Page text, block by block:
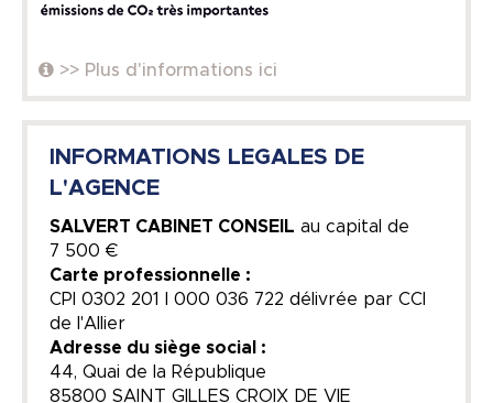
>> Plus d'informations ici
INFORMATIONS LEGALES DE
L'AGENCE
SALVERT CABINET CONSEIL au capital de
7 500 €
Carte professionnelle :
CPI 0302 201 I 000 036 722 délivrée par CCI
de l'Allier
Adresse du siège social :
44, Quai de la République
85800 SAINT GILLES CROIX DE VIE